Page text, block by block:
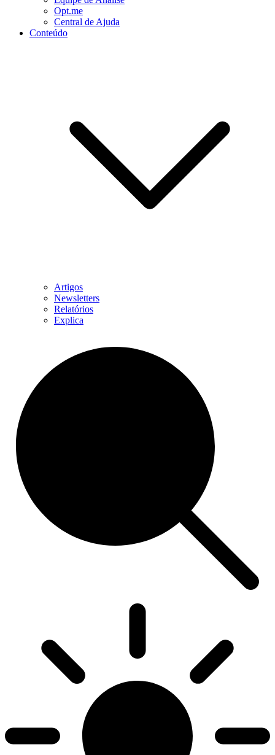
Opt.me
Central de Ajuda
Conteúdo
Artigos
Newsletters
Relatórios
Explica